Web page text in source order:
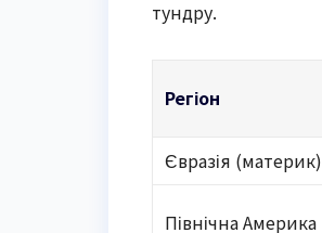
тундру.
Регіон
Євразія (материк)
Північна Америка